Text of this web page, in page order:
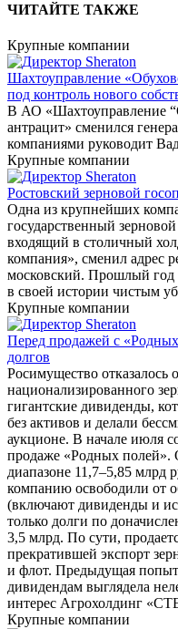
ЧИТАЙТЕ ТАКЖЕ
Крупные компании
Шахтоуправление
под контроль нового
В АО «Шахтоуправление
антрацит» сменился
компаниями руководит
Крупные компании
Ростовский зерновой
Одна из крупнейших
государственный
входящий в столичный
компания», сменил адрес
московский. Прошлый год
в своей истории чистым
Крупные компании
Перед продажей с
долгов
Росимущество отказалось
национализированного
гигантские дивиденды,
без активов и делали
аукционе. В начале июля
продаже «Родных
диапазоне 11,7–5,85 млрд
компанию освободили от
(включают дивиденды и
только долги по
3,5 млрд. По сути,
прекратившей экспорт
и флот. Предыдущая
дивидендам выглядела
интерес Агрохолдинг
Крупные компании